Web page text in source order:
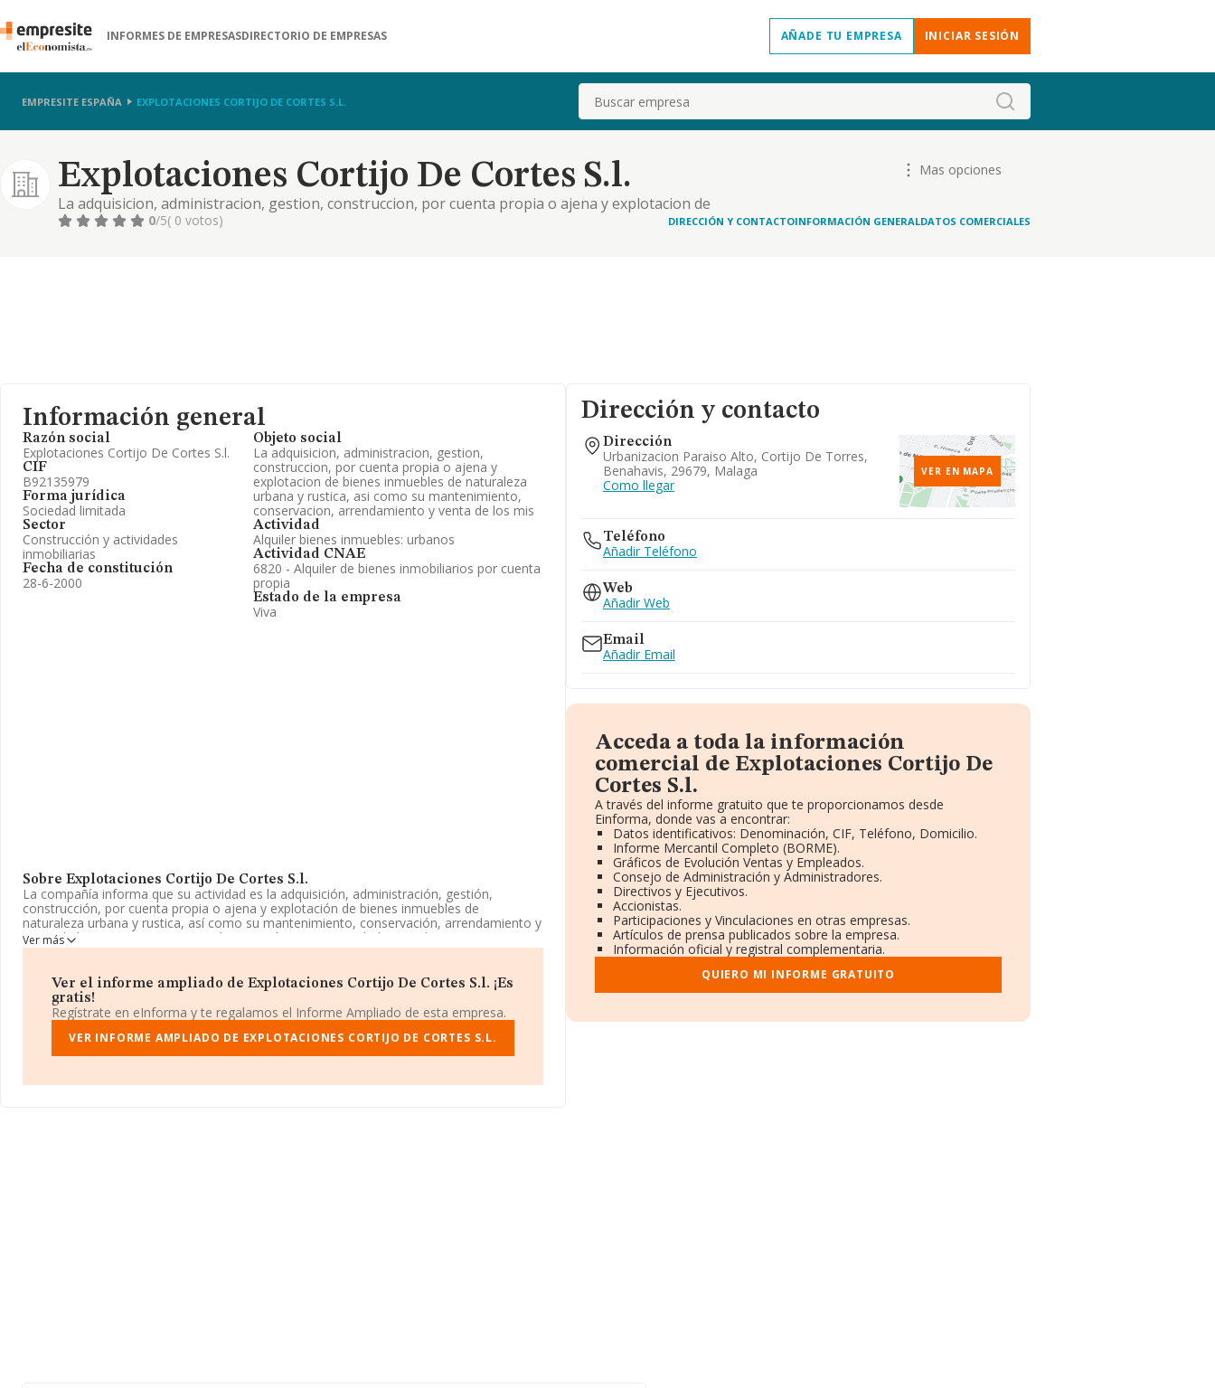
INFORMES DE EMPRESASDIRECTORIO DE EMPRESAS AÑADE TU EMPRESA INICIAR SESIÓN
EMPRESITE ESPAÑA EXPLOTACIONES CORTIJO DE CORTES S.L. Buscar
Explotaciones Cortijo De Cortes S.l.
La adquisicion, administracion, gestion, construccion, por cuenta propia o ajena y explotacion de
bienes inmuebles de naturaleza urbana y rustica, asi como su mantenimiento, conservacion,
Mas opciones
0/5( 0 votos) DIRECCIÓN Y CONTACTOINFORMACIÓN GENERALDATOS COMERCIALES
Información general
Razón social
Explotaciones Cortijo De Cortes S.l.
CIF
B92135979
Forma jurídica
Sociedad limitada
Sector
Construcción y actividades
inmobiliarias
Fecha de constitución
28-6-2000
Objeto social
La adquisicion, administracion, gestion,
construccion, por cuenta propia o ajena y
explotacion de bienes inmuebles de naturaleza
urbana y rustica, asi como su mantenimiento,
conservacion, arrendamiento y venta de los mis
Actividad
Alquiler bienes inmuebles: urbanos
Actividad CNAE
6820 - Alquiler de bienes inmobiliarios por cuenta
propia
Estado de la empresa
Viva
Sobre Explotaciones Cortijo De Cortes S.l.
La compañía informa que su actividad es la adquisición, administración, gestión,
construcción, por cuenta propia o ajena y explotación de bienes inmuebles de
naturaleza urbana y rustica, así como su mantenimiento, conservación, arrendamiento y
venta de los mis. La empresa está registrada como Sociedad Limitada. Su CNAE
corresponde a 6820 con código 'Alquiler de bienes inmobiliarios por cuenta propia'. No
La sociedad española
Explotaciones Cortijo de Cortes S.L , CIF B92135979, se
encuentra en Urbanización Paraiso Alto Cortijo De Torres, (29679), en el municipio de
Benahavís, Málaga, Andalucía.
Con los datos a disposición de INFORMA sobre 132.555 empresas pertenecientes al
facturación de ventas entre todas las compañías alcanza los 171 mil euros. En relación
Ver más
Ver el informe ampliado de Explotaciones Cortijo De Cortes S.l. ¡Es
gratis!
Regístrate en eInforma y te regalamos el Informe Ampliado de esta empresa.
VER INFORME AMPLIADO DE EXPLOTACIONES CORTIJO DE CORTES S.L.
Dirección y contacto
Dirección
Urbanizacion Paraiso Alto, Cortijo De Torres,
Benahavis, 29679, Malaga
Como llegar
VER EN MAPA
Teléfono
Añadir Teléfono
Web
Añadir Web
Email
Añadir Email
Acceda a toda la información
comercial de Explotaciones Cortijo De
Cortes S.l.
A través del informe gratuito que te proporcionamos desde
Einforma, donde vas a encontrar:
Datos identificativos: Denominación, CIF, Teléfono, Domicilio.
Informe Mercantil Completo (BORME).
Gráficos de Evolución Ventas y Empleados.
Consejo de Administración y Administradores.
Directivos y Ejecutivos.
Accionistas.
Participaciones y Vinculaciones en otras empresas.
Artículos de prensa publicados sobre la empresa.
Información oficial y registral complementaria.
QUIERO MI INFORME GRATUITO